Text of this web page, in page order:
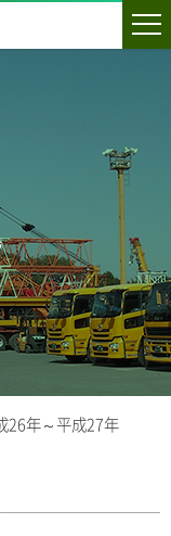
26年～平成27年